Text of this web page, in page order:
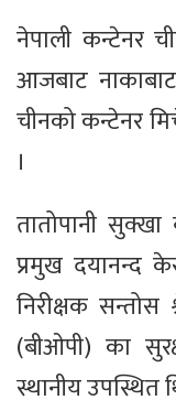
नेपाली कन्टेनर
आजबाट
चीनको कन्टेनर
।
तातोपानी
प्रमुख दयानन्द
निरीक्षक सन्तोस
(बीओपी) का
स्थानीय उपस्थित